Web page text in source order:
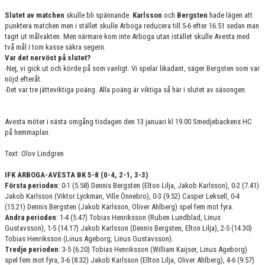
Slutet av matchen skulle bli spännande. Karlsson och Bergsten hade lägen att
punktera matchen men i stället skulle Arboga reducera till 5-6 efter 16.51 sedan man
tagit ut målvakten. Men närmare kom inte Arboga utan istället skulle Avesta med
två mål i tom kasse säkra segern.
Var det nervöst på slutet?
-Nej, vi gick ut och körde på som vanligt. Vi spelar likadant, säger Bergsten som var
nöjd efteråt.
-Det var tre jätteviktiga poäng. Alla poäng är viktiga så här i slutet av säsongen.
Avesta möter i nästa omgång tisdagen den 13 januari kl 19.00 Smedjebackens HC
på hemmaplan.
Text: Olov Lindgren
IFK ARBOGA-AVESTA BK 5-8 (0-4, 2-1, 3-3)
Första perioden: 0-1 (5.58) Dennis Bergsten (Elton Lilja, Jakob Karlsson), 0-2 (7.41)
Jakob Karlsson (Viktor Lyckman, Ville Önnebro), 0-3 (9.52) Casper Leksell, 0-4
(15.21) Dennis Bergsten (Jakob Karlsson, Oliver Ahlberg) spel fem mot fyra.
Andra perioden: 1-4 (5.47) Tobias Henriksson (Ruben Lundblad, Linus
Gustavsson), 1-5 (14.17) Jakob Karlsson (Dennis Bergsten, Elton Lilja), 2-5 (14.30)
Tobias Henriksson (Linus Ageborg, Linus Gustavsson).
Tredje perioden: 3-5 (6.20) Tobias Henriksson (William Kaijser, Linus Ageborg)
spel fem mot fyra, 3-6 (8.32) Jakob Karlsson (Ellton Lilja, Oliver Ahlberg), 4-6 (9.57)